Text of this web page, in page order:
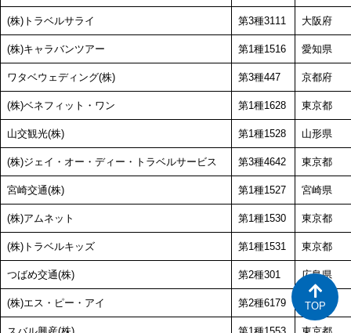
(株)トラベルサライ 第3種3111 大阪府
(株)キャラバンツアー 第1種1516 愛知県
ワタベウェディング(株) 第3種447 京都府
(株)ベネフィット・ワン 第1種1628 東京都
山交観光(株) 第1種1528 山形県
(株)ジェイ・オー・ディー・トラベルサービス 第3種4642 東京都
宮崎交通(株) 第1種1527 宮崎県
(株)アムネット 第1種1530 東京都
(株)トラベルキッズ 第1種1531 東京都
つばめ交通(株) 第2種301 広島県
(株)エス・ピー・アイ 第2種6179 東京都